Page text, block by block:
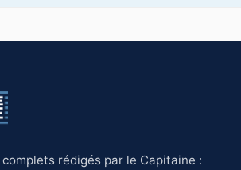
rédigés par le Capitaine :